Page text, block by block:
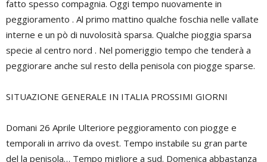
fatto spesso compagnia. Oggi tempo nuovamente in
peggioramento . Al primo mattino qualche foschia nelle vallate
interne e un pò di nuvolosità sparsa. Qualche pioggia sparsa
specie al centro nord . Nel pomeriggio tempo che tenderà a
peggiorare anche sul resto della penisola con piogge sparse.
SITUAZIONE GENERALE IN ITALIA PROSSIMI GIORNI
Domani 26 Aprile Ulteriore peggioramento con piogge e
temporali in arrivo da ovest. Tempo instabile su gran parte
del la penisola… Tempo migliore a sud. Domenica abbastanza